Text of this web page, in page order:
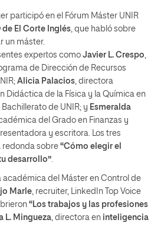
participó en el Fórum Máster UNIR
de El Corte Inglés, que habló sobre
un máster.
expertos como Javier L. Crespo,
de Dirección de Recursos
Alicia Palacios, directora
Didáctica de la Física y la Química en
de UNIR; y Esmeralda
del Grado en Finanzas y
y escritora. Los tres
redonda sobre “Cómo elegir el
desarrollo”.
académica del Máster en Control de
Marle, recruiter, LinkedIn Top Voice
“Los trabajos y las profesiones
L. Mingueza, directora en inteligencia